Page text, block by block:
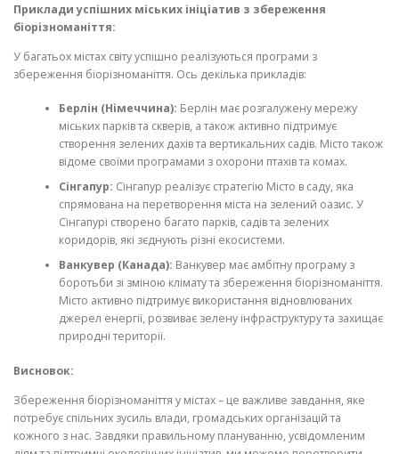
Приклади успішних міських ініціатив з збереження
біорізноманіття:
У багатьох містах світу успішно реалізуються програми з
збереження біорізноманіття. Ось декілька прикладів:
Берлін (Німеччина): Берлін має розгалужену мережу
міських парків та скверів, а також активно підтримує
створення зелених дахів та вертикальних садів. Місто також
відоме своїми програмами з охорони птахів та комах.
Сінгапур: Сінгапур реалізує стратегію Місто в саду, яка
спрямована на перетворення міста на зелений оазис. У
Сінгапурі створено багато парків, садів та зелених
коридорів, які зєднують різні екосистеми.
Ванкувер (Канада): Ванкувер має амбітну програму з
боротьби зі зміною клімату та збереження біорізноманіття.
Місто активно підтримує використання відновлюваних
джерел енергії, розвиває зелену інфраструктуру та захищає
природні території.
Висновок:
Збереження біорізноманіття у містах – це важливе завдання, яке
потребує спільних зусиль влади, громадських організацій та
кожного з нас. Завдяки правильному плануванню, усвідомленим